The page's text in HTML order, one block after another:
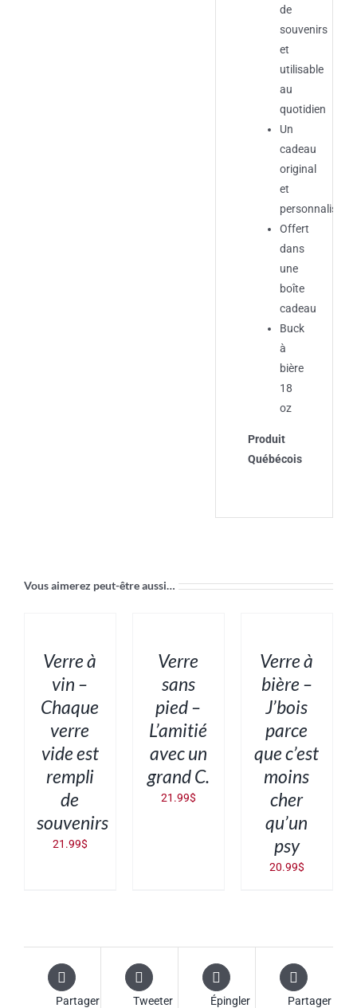
de
souvenirs
et
utilisable
au
quotidien
Un
cadeau
original
et
personnalisé
Offert
dans
une
boîte
cadeau
Buck
à
bière
18
oz
Produit
Québécois
Vous aimerez peut-être aussi…
DÉTAILS
Verre à
vin –
Chaque
verre
vide est
rempli
de
souvenirs
21.99$
DÉTAILSVerre
sans
pied –
L’amitié
avec un
grand C.
21.99$
DÉTAILS
Verre à
bière –
J’bois
parce
que c’est
moins
cher
qu’un
psy
20.99$
Partager
Tweeter
Épingler
Partager